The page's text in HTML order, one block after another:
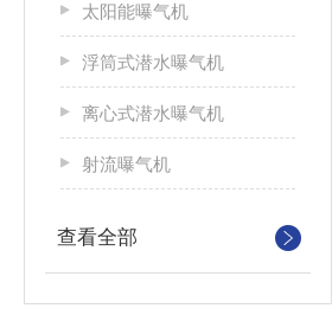
太阳能曝气机
浮筒式潜水曝气机
离心式潜水曝气机
射流曝气机
查看全部